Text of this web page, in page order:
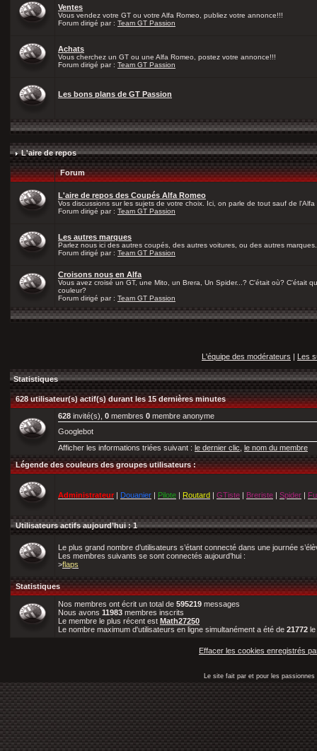
Ventes
Vous vendez votre GT ou votre Alfa Romeo, publiez votre annonce!!!
Forum dirigé par : Team GT Passion
Achats
Vous cherchez un GT ou une Alfa Romeo, postez votre annonce!!!
Forum dirigé par : Team GT Passion
Les bons plans de GT Passion
L'aire de repos
Forum
L'aire de repos des Coupés Alfa Romeo
Vos discussions sur les sujets de votre choix. Ici, on parle de tout sauf de l'Alfa
Forum dirigé par : Team GT Passion
Les autres marques
Parlez nous ici des autres coupés, des autres voitures, ou des autres marques.
Forum dirigé par : Team GT Passion
Croisons nous en Alfa
Vous avez croisé un GT, une Mito, un Brera, Un Spider...? C'était où? C'était
couleur?
Forum dirigé par : Team GT Passion
L'équipe des modérateurs | Les
Statistiques
628 utilisateur(s) actif(s) durant les 15 dernières minutes
628 invité(s), 0 membres 0 membre anonyme
Googlebot
Afficher les informations triées suivant : le dernier clic le nom du membre
Légende des couleurs des groupes utilisateurs :
Administrateur | Douanier | Pilote | Routard | GTiste | Breriste | Spider |
Utilisateurs actifs aujourd’hui : 1
Le plus grand nombre d’utilisateurs s’étant connecté dans une journée
Les membres suivants se sont connectés aujourd’hui :
>flaps
Statistiques
Nos membres ont écrit un total de 595219 messages
Nous avons 11983 membres inscrits
Le membre le plus récent est Math27250
Le nombre maximum d'utilisateurs en ligne simultanément a été de 21772 le
Effacer les cookies enregistrés
Le site fait par et pour les